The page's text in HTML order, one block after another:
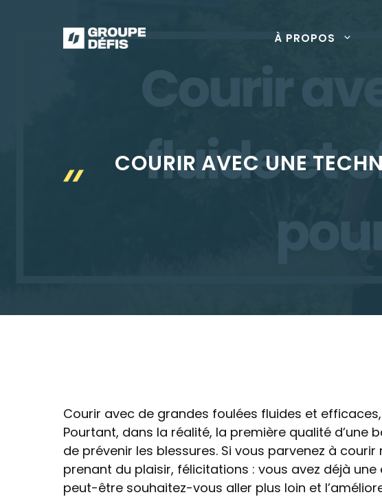
À PROPOS
COURIR AVEC UNE
Courir avec de grandes foulées fluides et
Pourtant, dans la réalité, la première qualité
de prévenir les blessures. Si vous parvenez à
prenant du plaisir, félicitations : vous avez déjà
peut-être souhaitez-vous aller plus loin et